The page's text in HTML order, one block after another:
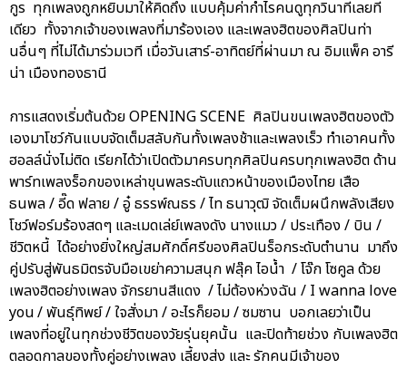
กูร ทุกเพลงถูกหยิบมาให้คิดถึง แบบคุ้มค่ากำไรคนดูทุกวินาทีเลยที
เดียว ทั้งจากเจ้าของเพลงที่มาร้องเอง และเพลงฮิตของศิลปินท่า
นอื่นๆ ที่ไม่ได้มาร่วมเวที เมื่อวันเสาร์-อาทิตย์ที่ผ่านมา ณ อิมแพ็ค อารี
น่า เมืองทองธานี
การแสดงเริ่มต้นด้วย OPENING SCENE ศิลปินขนเพลงฮิตของตัว
เองมาโชว์กันแบบจัดเต็มสลับกันทั้งเพลงช้าและเพลงเร็ว ทำเอาคนทั้ง
ฮอลล์นั่งไม่ติด เรียกได้ว่าเปิดตัวมาครบทุกศิลปินครบทุกเพลงฮิต ด้าน
พาร์ทเพลงร็อกของเหล่าขุนพลระดับแถวหน้าของเมืองไทย เสือ
ธนพล / อี๊ด ฟลาย / อู๋ ธรรพ์ณธร / ไท ธนาวุฒิ จัดเต็มผนึกพลังเสียง
โชว์ฟอร์มร้องสดๆ และเมดเล่ย์เพลงดัง นางแมว / ประเทือง / บิน /
ชีวิตหนี้ ได้อย่างยิ่งใหญ่สมศักดิ์ศรีของศิลปินร็อกระดับตำนาน มาถึง
คู่ปรับสู่พันธมิตรจับมือเขย่าความสนุก ฟลุ๊ค ไอน้ำ / โจ๊ก โซคูล ด้วย
เพลงฮิตอย่างเพลง จักรยานสีแดง / ไม่ต้องห่วงฉัน / I wanna love
you / พันธุ์ทิพย์ / ใจสั่งมา / อะไรก็ยอม / ซมซาน บอกเลยว่าเป็น
เพลงที่อยู่ในทุกช่วงชีวิตของวัยรุ่นยุคนั้น และปิดท้ายช่วง กับเพลงฮิต
ตลอดกาลของทั้งคู่อย่างเพลง เลี้ยงส่ง และ รักคนมีเจ้าของ